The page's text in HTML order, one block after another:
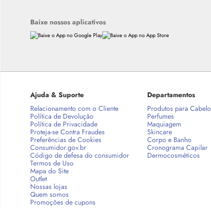
Baixe nossos aplicativos
Ajuda & Suporte
Relacionamento com o Cliente
Política de Devolução
Política de Privacidade
Proteja-se Contra Fraudes
Preferências de Cookies
Consumidor.gov.br
Código de defesa do consumidor
Termos de Uso
Mapa do Site
Outlet
Nossas lojas
Quem somos
Promoções de cupons
Departamentos
Produtos para Cabelo
Perfumes
Maquiagem
Skincare
Corpo e Banho
Cronograma Capilar
Dermocosméticos